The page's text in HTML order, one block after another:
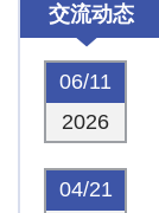
交流动态
06/11
2026
04/21